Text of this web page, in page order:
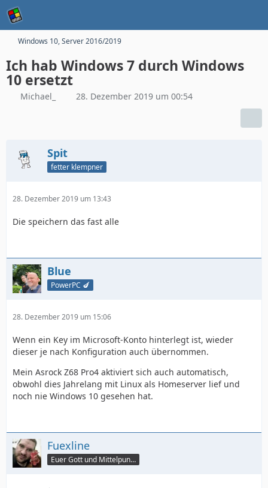
Windows 10, Server 2016/2019
Ich hab Windows 7 durch Windows
10 ersetzt
Michael_ 28. Dezember 2019 um 00:54
Spit
fetter klempner
28. Dezember 2019 um 13:43
Die speichern das fast alle
Blue
PowerPC 🍆
28. Dezember 2019 um 15:06
Wenn ein Key im Microsoft-Konto hinterlegt ist, wieder
dieser je nach Konfiguration auch übernommen.
Mein Asrock Z68 Pro4 aktiviert sich auch automatisch,
obwohl dies Jahrelang mit Linux als Homeserver lief und
noch nie Windows 10 gesehen hat.
Fuexline
Euer Gott und Mittelpunkt